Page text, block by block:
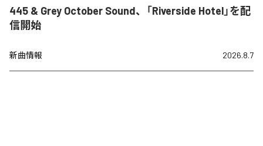
445 & Grey October Sound、「Riverside Hotel」を配
信開始
新曲情報 2026.8.7